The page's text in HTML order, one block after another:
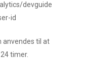
devguide
id
anvendes til at
timer.